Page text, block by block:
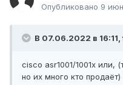
Опубликовано 9
В 07.06.2022 в 16:11,
cisco asr1001/1001x или,
но их много кто